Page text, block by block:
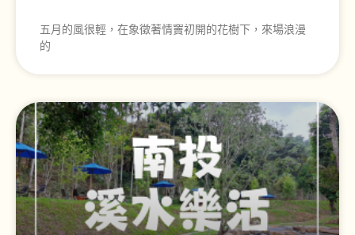
五月的風很輕，在象徵著情竇初開的花樹下，來場浪漫
的